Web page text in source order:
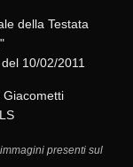
della Testata
10/02/2011
Giacometti
presenti sul